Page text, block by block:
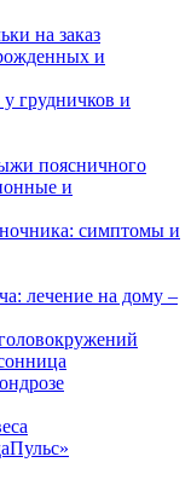
на заказ
и
грудничков и
поясничного
и
симптомы и
лечение на дому –